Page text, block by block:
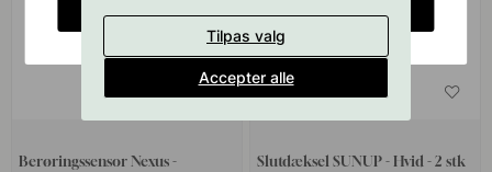
Berøringssensor Nexus -
Slutdæksel SUNUP - Hvid - 2 stk
Tilpas valg
Accepter alle